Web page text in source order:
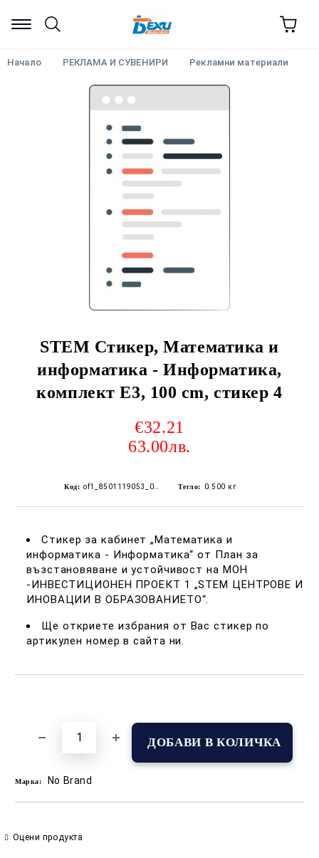
Начало РЕКЛАМА И СУВЕНИРИ Рекламни материали
STEM Стикер, Математика и
информатика - Информатика,
комплект E3, 100 cm, стикер 4
€32.21
63.00лв.
Код: Тегло: 0.500 кг
Стикер за кабинет „Математика и
информатика - Информатика“ от План за
възстановяване и устойчивост на МОН
-ИНВЕСТИЦИОНЕН ПРОЕКТ 1 „STEM ЦЕНТРОВЕ И
ИНОВАЦИИ В ОБРАЗОВАНИЕТО“.
Ще откриете избрания от Вас стикер по
артикулен номер в сайта ни.
Марка: No Brand
Оцени продукта